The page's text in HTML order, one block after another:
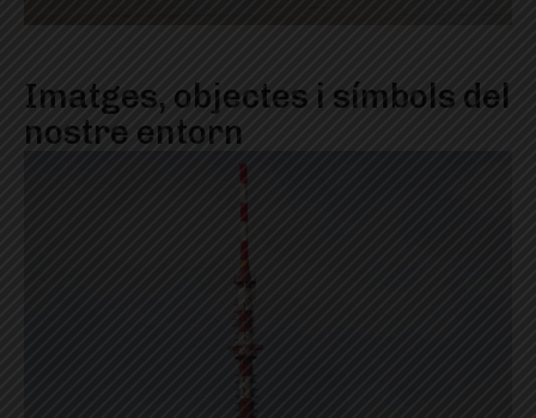
Imatges, objectes i símbols del
nostre entorn